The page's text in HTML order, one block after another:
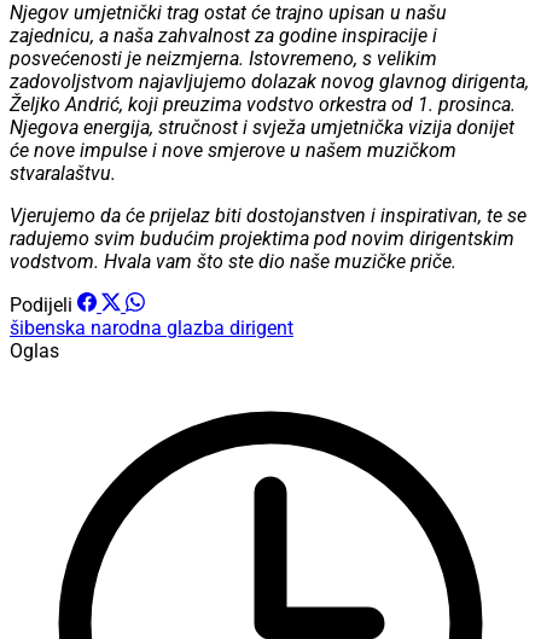
Njegov umjetnički trag ostat će trajno upisan u našu
zajednicu, a naša zahvalnost za godine inspiracije i
posvećenosti je neizmjerna. Istovremeno, s velikim
zadovoljstvom najavljujemo dolazak novog glavnog dirigenta,
Željko Andrić, koji preuzima vodstvo orkestra od 1. prosinca.
Njegova energija, stručnost i svježa umjetnička vizija donijet
će nove impulse i nove smjerove u našem muzičkom
stvaralaštvu.
Vjerujemo da će prijelaz biti dostojanstven i inspirativan, te se
radujemo svim budućim projektima pod novim dirigentskim
vodstvom. Hvala vam što ste dio naše muzičke priče.
Podijeli
šibenska narodna glazba dirigent
Oglas